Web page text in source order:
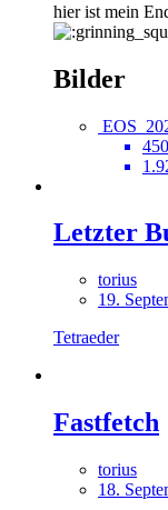
hier ist mein
Bilder
Letzter
torius
19.
Tetraeder
Fastfetch
torius
18.